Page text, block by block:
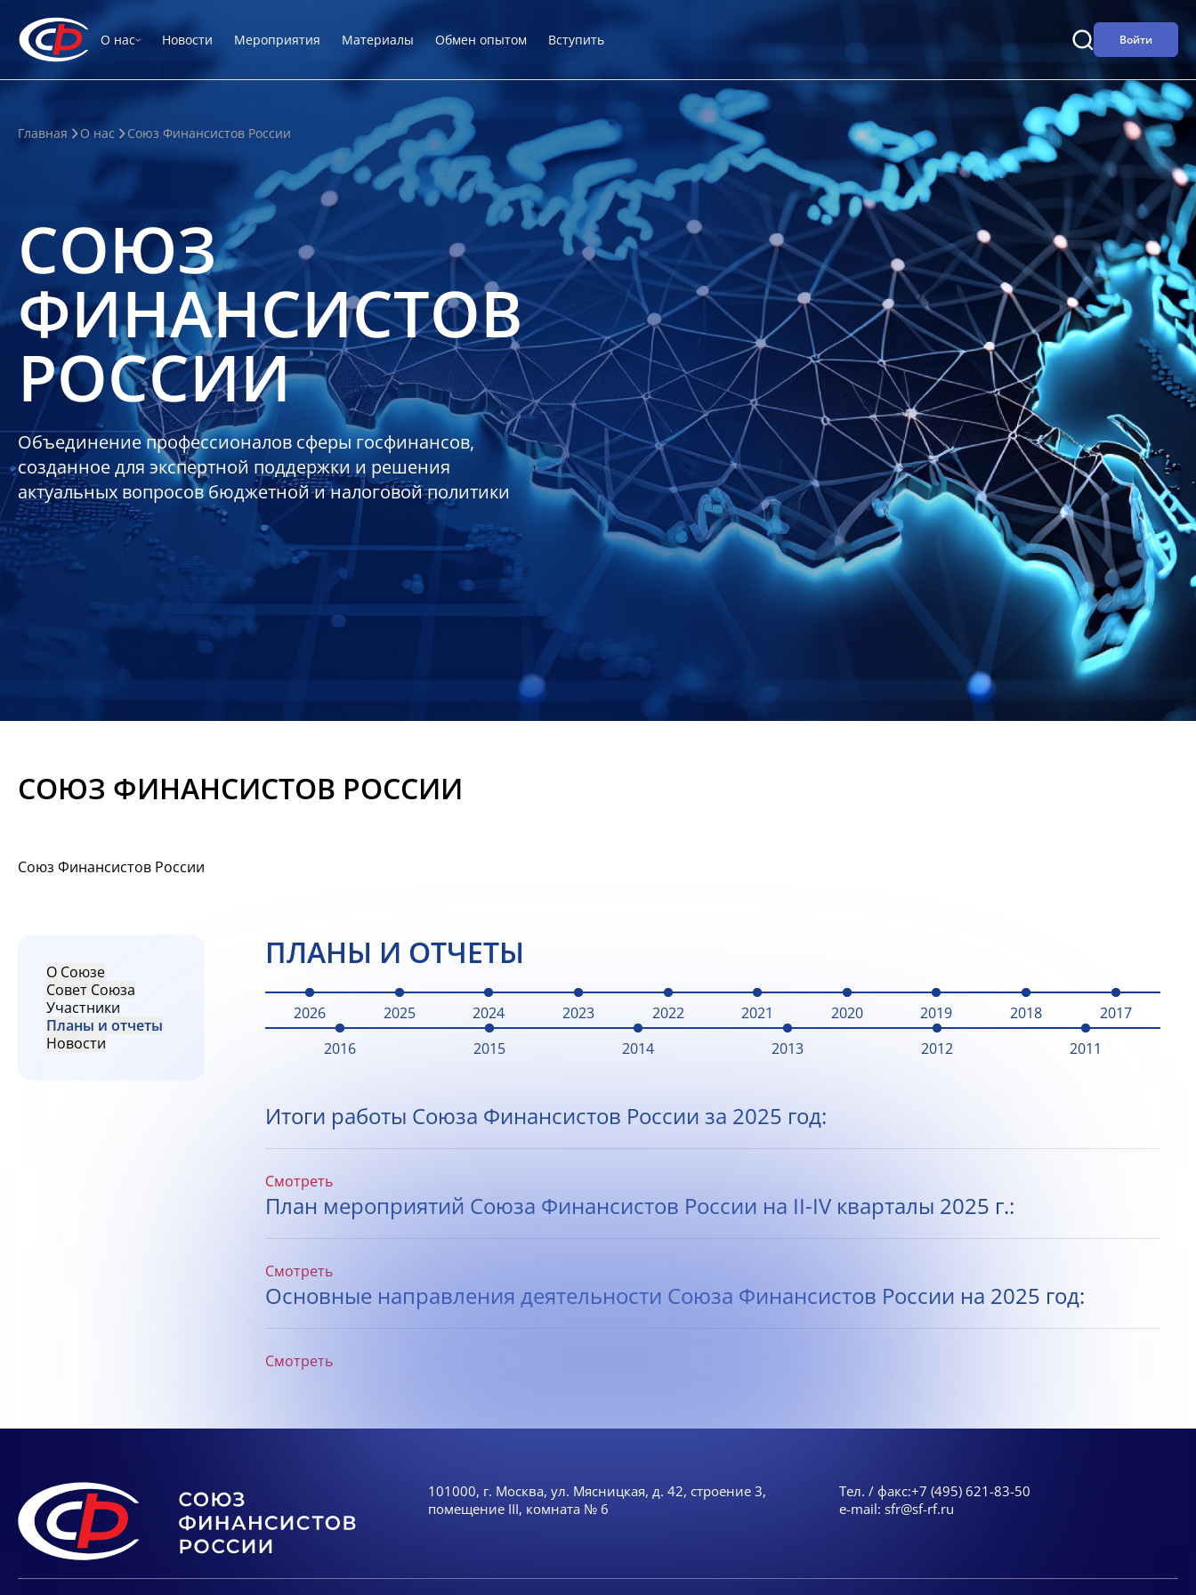
О нас Новости Мероприятия Материалы Обмен опытом Вступить Войти
Главная О нас Союз Финансистов России
СОЮЗ
ФИНАНСИСТОВ
РОССИИ
Объединение профессионалов сферы госфинансов,
созданное для экспертной поддержки и решения
актуальных вопросов бюджетной и налоговой политики
СОЮЗ ФИНАНСИСТОВ РОССИИ
Союз Финансистов России
О Союзе
Совет Союза
Участники
Планы и отчеты
Новости
ПЛАНЫ И ОТЧЕТЫ
2026 2025 2024 2023 2022 2021 2020 2019 2018
2017
2016
2015 2014 2013 2012 2011
Итоги работы Союза Финансистов России за 2025 год:
Смотреть
План мероприятий Союза Финансистов России на II-IV кварталы 2025 г.:
Смотреть
Основные направления деятельности Союза Финансистов России на 2025 год:
Смотреть
101000, г. Москва, ул. Мясницкая, д. 42, строение 3,
помещение III, комната № 6
Тел. / факс:+7 (495) 621-83-50
e-mail: sfr@sf-rf.ru